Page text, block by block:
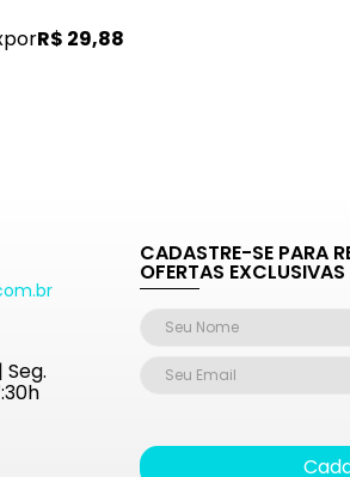
porR$ 29,88
CADASTRE-SE PARA
OFERTAS EXCLUSIVAS